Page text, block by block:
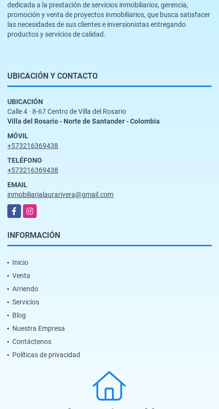
dedicada a la prestación de servicios inmobiliarios, gerencia,
promoción y venta de proyectos inmobiliarios, que busca satisfacer
las necesidades de sus clientes e inversionistas entregando
productos y servicios de calidad.
UBICACIÓN Y CONTACTO
UBICACIÓN
Calle 4 · 8-67 Centro de Villa del Rosario
Villa del Rosario - Norte de Santander - Colombia
MÓVIL
+573216369438
TELÉFONO
+573216369438
EMAIL
inmobiliarialaurarivera@gmail.com
FacebookInstagram
INFORMACIÓN
Inicio
Venta
Arriendo
Servicios
Blog
Nuestra Empresa
Contáctenos
Políticas de privacidad